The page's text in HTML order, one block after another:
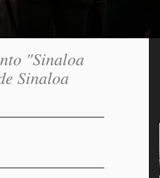
"Sinaloa
Sinaloa